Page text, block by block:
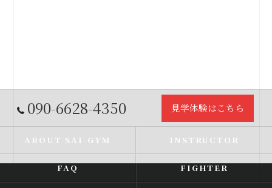
090-6628-4350 見学体験はこちら
ABOUT SAI-GYM INSTRUCTOR
FAQ FIGHTER